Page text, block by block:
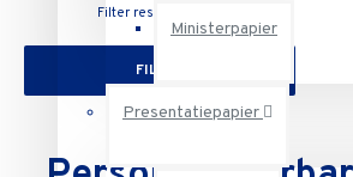
Ministerpapier
Presentatiepapier
Filter resetten
FILTER